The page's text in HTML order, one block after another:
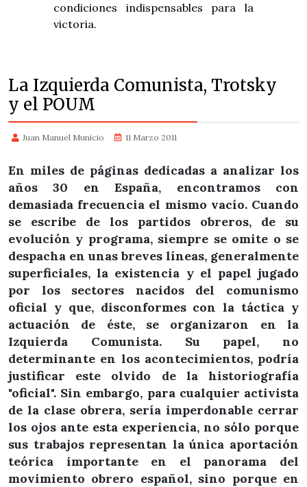
condiciones indispensables para la
victoria.
La Izquierda Comunista, Trotsky
y el POUM
Juan Manuel Municio 11 Marzo 2011
En miles de páginas dedicadas a analizar los
años 30 en España, encontramos con
demasiada frecuencia el mismo vacío. Cuando
se escribe de los partidos obreros, de su
evolución y programa, siempre se omite o se
despacha en unas breves líneas, generalmente
superficiales, la existencia y el papel jugado
por los sectores nacidos del comunismo
oficial y que, disconformes con la táctica y
actuación de éste, se organizaron en la
Izquierda Comunista. Su papel, no
determinante en los acontecimientos, podría
justificar este olvido de la historiografía
"oficial". Sin embargo, para cualquier activista
de la clase obrera, sería imperdonable cerrar
los ojos ante esta experiencia, no sólo porque
sus trabajos representan la única aportación
teórica importante en el panorama del
movimiento obrero español, sino porque en